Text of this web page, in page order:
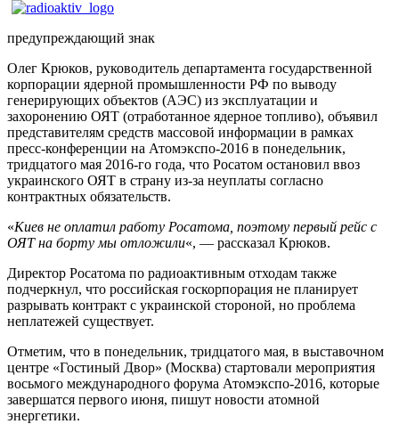
предупреждающий знак
Олег Крюков, руководитель департамента государственной
корпорации ядерной промышленности РФ по выводу
генерирующих объектов (АЭС) из эксплуатации и
захоронению ОЯТ (отработанное ядерное топливо), объявил
представителям средств массовой информации в рамках
пресс-конференции на Атомэкспо-2016 в понедельник,
тридцатого мая 2016-го года, что Росатом остановил ввоз
украинского ОЯТ в страну из-за неуплаты согласно
контрактных обязательств.
«Киев не оплатил работу Росатома, поэтому первый рейс с
ОЯТ на борту мы отложили«, — рассказал Крюков.
Директор Росатома по радиоактивным отходам также
подчеркнул, что российская госкорпорация не планирует
разрывать контракт с украинской стороной, но проблема
неплатежей существует.
Отметим, что в понедельник, тридцатого мая, в выставочном
центре «Гостиный Двор» (Москва) стартовали мероприятия
восьмого международного форума Атомэкспо-2016, которые
завершатся первого июня, пишут новости атомной
энергетики.